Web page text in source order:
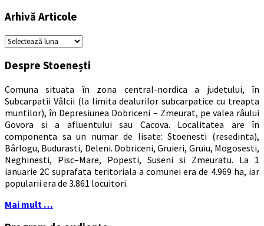
Arhivă Articole
Arhivă
Despre Stoenești
Comuna situata în zona central-nordica a judetului, în
Subcarpatii Vâlcii (la limita dealurilor subcarpatice cu treapta
muntilor), în Depresiunea Dobriceni – Zmeurat, pe valea râului
Govora si a afluentului sau Cacova. Localitatea are în
componenta sa un numar de lisate: Stoenesti (resedinta),
Bârlogu, Budurasti, Deleni. Dobriceni, Gruieri, Gruiu, Mogosesti,
Neghinesti, Pisc–Mare, Popesti, Suseni si Zmeuratu. La 1
ianuarie 2C suprafata teritoriala a comunei era de 4.969 ha, iar
popularii era de 3.861 locuitori.
Mai mult …